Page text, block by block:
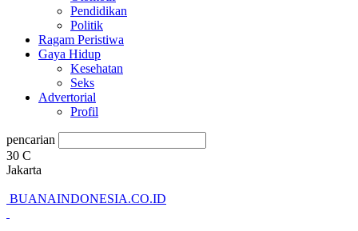
Pendidikan
Politik
Ragam Peristiwa
Gaya Hidup
Kesehatan
Seks
Advertorial
Profil
pencarian
30 C
Jakarta
BUANAINDONESIA.CO.ID